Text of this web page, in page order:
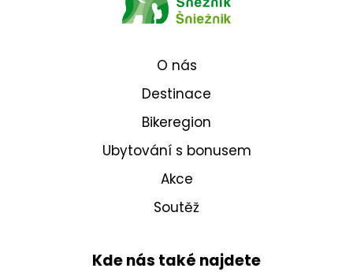
O nás
Destinace
Bikeregion
Ubytování s bonusem
Akce
Soutěž
Kde nás také najdete